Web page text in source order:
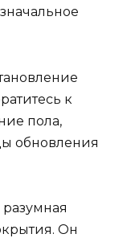
к
пола,
обновления
Он